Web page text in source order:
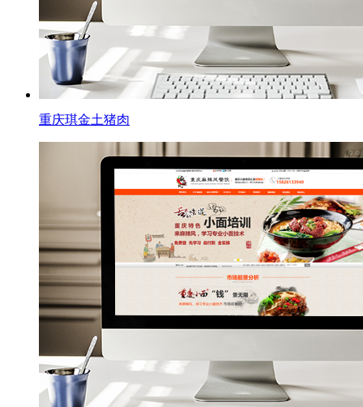
重庆琪金土猪肉